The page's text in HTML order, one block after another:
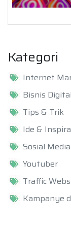
Kategori
Internet
Bisnis Digital
Tips & Trik
Ide &
Sosial
Youtuber
Traffic
Kampanye